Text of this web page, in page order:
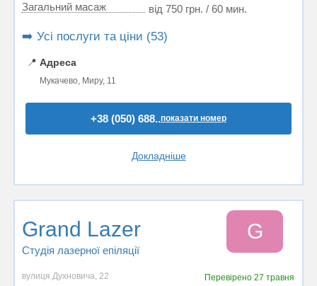
Загальний масаж
від 750 грн. / 60 мин.
➡️ Усі послуги та ціни (53)
📍 Адреса
Мукачево, Миру, 11
+38 (050) 688..показати номер
Докладніше
Grand Lazer
Студія лазерної епіляції
G
вулиця Духновича, 22 Перевірено27 травня